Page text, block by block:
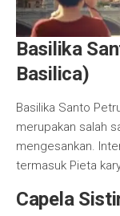
Basilika
Basilica)
Basilika Santo
merupakan salah
mengesankan.
termasuk Pieta
Capela